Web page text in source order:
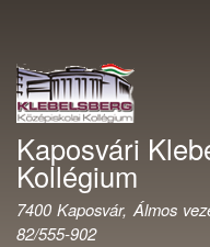
fiók
menüje
Kaposvári
Kollégium
7400 Kaposvár, Álmos
82/555-902
- 09
- 10